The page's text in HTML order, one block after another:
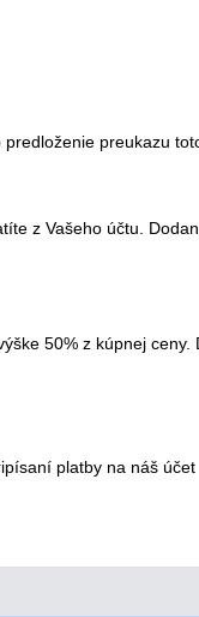
preukazu
z Vašeho účtu.
50% z kúpnej ceny.
platby na náš účet